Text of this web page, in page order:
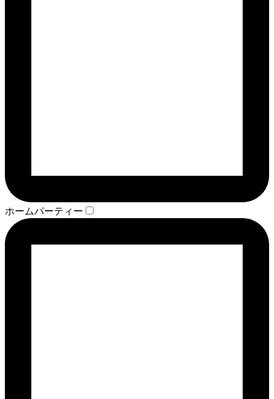
ホームパーティー